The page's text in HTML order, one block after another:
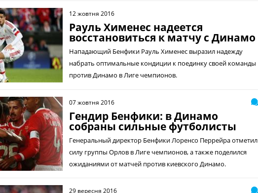
12 жовтня 2016
Рауль Хименес надеется
восстановиться к матчу с Динамо
Нападающий Бенфики Рауль Хименес выразил надежду
набрать оптимальные кондиции к поединку своей команды
против Динамо в Лиге чемпионов.
07 жовтня 2016
Гендир Бенфики: в Динамо
собраны сильные футболисты
Генеральный директор Бенфики Лоренсо Перрейра отметил
силу группы Орлов в Лиге чемпионов, а также поделился
ожиданиями от матчей против киевского Динамо.
29 вересня 2016